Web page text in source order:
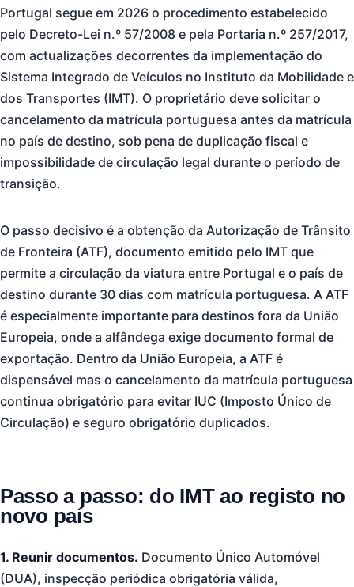
Portugal segue em 2026 o procedimento estabelecido
pelo Decreto-Lei n.º 57/2008 e pela Portaria n.º 257/2017,
com actualizações decorrentes da implementação do
Sistema Integrado de Veículos no Instituto da Mobilidade e
dos Transportes (IMT). O proprietário deve solicitar o
cancelamento da matrícula portuguesa antes da matrícula
no país de destino, sob pena de duplicação fiscal e
impossibilidade de circulação legal durante o período de
transição.
O passo decisivo é a obtenção da Autorização de Trânsito
de Fronteira (ATF), documento emitido pelo IMT que
permite a circulação da viatura entre Portugal e o país de
destino durante 30 dias com matrícula portuguesa. A ATF
é especialmente importante para destinos fora da União
Europeia, onde a alfândega exige documento formal de
exportação. Dentro da União Europeia, a ATF é
dispensável mas o cancelamento da matrícula portuguesa
continua obrigatório para evitar IUC (Imposto Único de
Circulação) e seguro obrigatório duplicados.
Passo a passo: do IMT ao registo no
novo país
1. Reunir documentos. Documento Único Automóvel
(DUA), inspecção periódica obrigatória válida,